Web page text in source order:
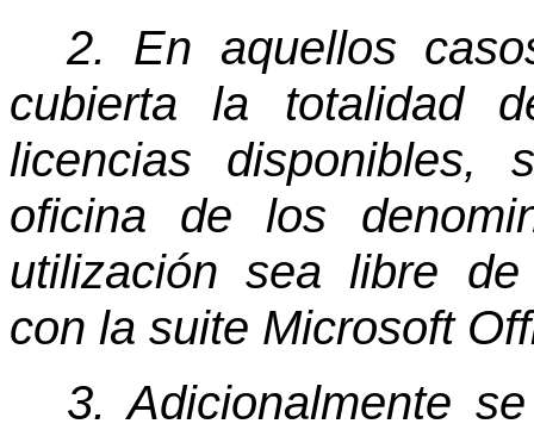
2. En aquellos
cubierta la totalidad
licencias disponibles,
oficina de los
utilización sea libre
con la suite Microsoft
3. Adicionalmente